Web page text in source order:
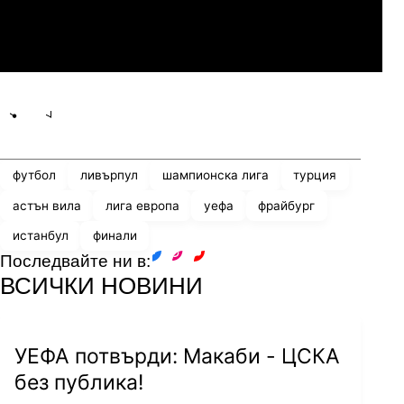
футбол ливърпул шампионска лига турция
астън вила лига европа уефа фрайбург
истанбул финали
Последвайте ни в:
ВСИЧКИ НОВИНИ
УЕФА потвърди: Макаби - ЦСКА
без публика!